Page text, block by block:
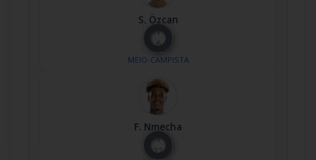
S. Özcan
Nº
6
MEIO-CAMPISTA
F. Nmecha
Nº
22